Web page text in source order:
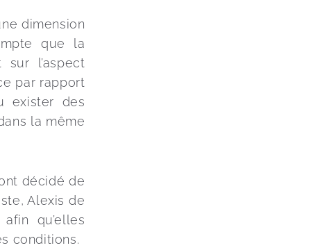
dimension
que la
l’aspect
par rapport
exister des
la même
décidé de
Alexis de
qu’elles
conditions.